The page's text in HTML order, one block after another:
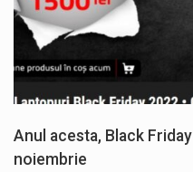
Anul acesta, Black
noiembrie